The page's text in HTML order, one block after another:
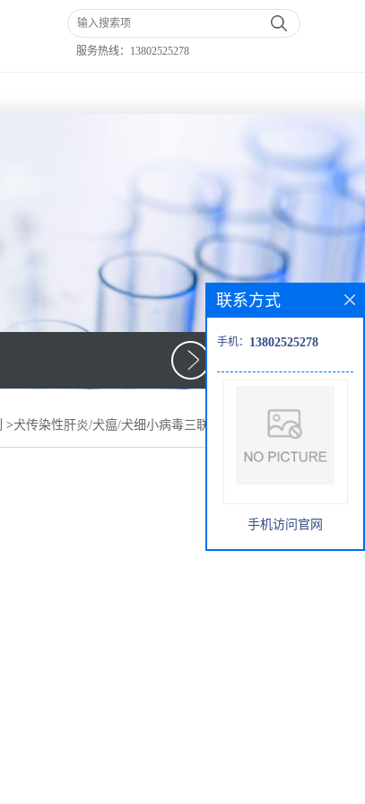
服务热线： 13802525278
>犬传染性肝炎/犬瘟/犬细小病毒三联抗体检测试剂盒
联系方式
手机： 13802525278
手机访问官网